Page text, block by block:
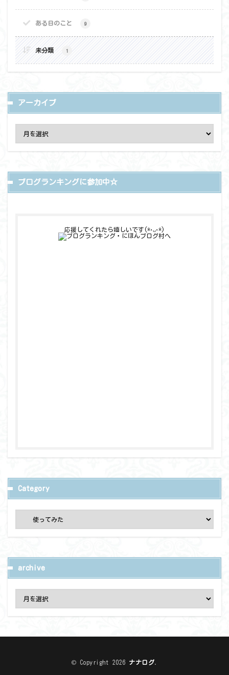
ある日のこと 9
未分類 1
アーカイブ
ブログランキングに参加中☆
応援してくれたら嬉しいです(*•ᴗ•*)
Category
archive
© Copyright 2026 ナナログ